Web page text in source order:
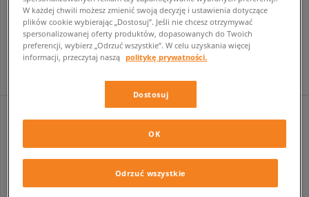
unisex
39,99 zł
unisex
39,99 zł
W każdej chwili możesz zmienić swoją decyzję i ustawienia dotyczące
plików cookie wybierając „Dostosuj”. Jeśli nie chcesz otrzymywać
spersonalizowanej oferty produktów, dopasowanych do Twoich
preferencji, wybierz „Odrzuć wszystkie”. W celu uzyskania więcej
informacji, przeczytaj naszą politykę prywatności.
Dostosuj
Odrzuć wszystkie
OK